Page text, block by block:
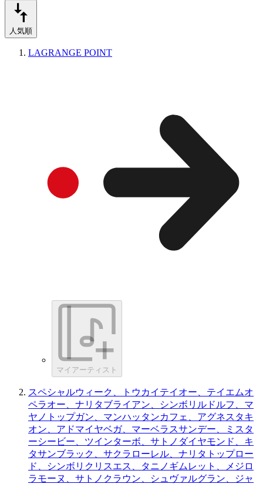
人気順
LAGRANGE POINT
マイアーティスト
スペシャルウィーク、トウカイテイオー、テイエムオ
ペラオー、ナリタブライアン、シンボリルドルフ、マ
ヤノトップガン、マンハッタンカフェ、アグネスタキ
オン、アドマイヤベガ、マーベラスサンデー、ミスタ
ーシービー、ツインターボ、サトノダイヤモンド、キ
タサンブラック、サクラローレル、ナリタトップロー
ド、シンボリクリスエス、タニノギムレット、メジロ
ラモーヌ、サトノクラウン、シュヴァルグラン、ジャ